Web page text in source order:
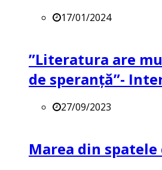
17/01/2024
”Literatura are
de speranță”-
27/09/2023
Marea din